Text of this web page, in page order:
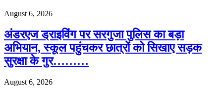
August 6, 2026
अंडरएज ड्राइविंग पर सरगुजा पुलिस का बड़ा
अभियान, स्कूल पहुंचकर छात्रों को सिखाए सड़क
सुरक्षा के गुर………
August 6, 2026